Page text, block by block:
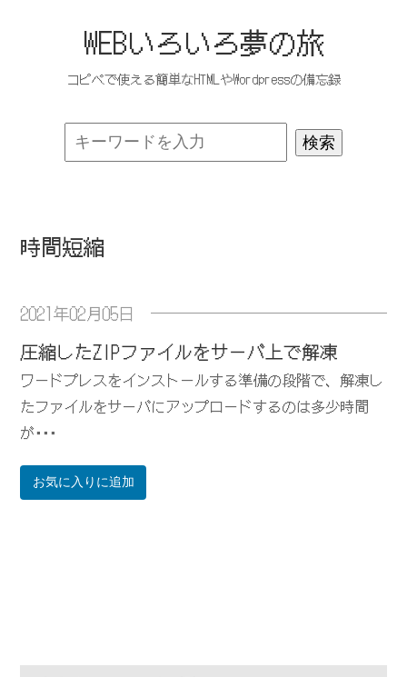
WEBいろいろ夢の旅
コピペで使える簡単なHTMLやWordpressの備忘録
時間短縮
2021年02月05日
圧縮したZIPファイルをサーバ上で解凍
ワードプレスをインストールする準備の段階で、解凍し
たファイルをサーバにアップロードするのは多少時間
が･･･
お気に入りに追加